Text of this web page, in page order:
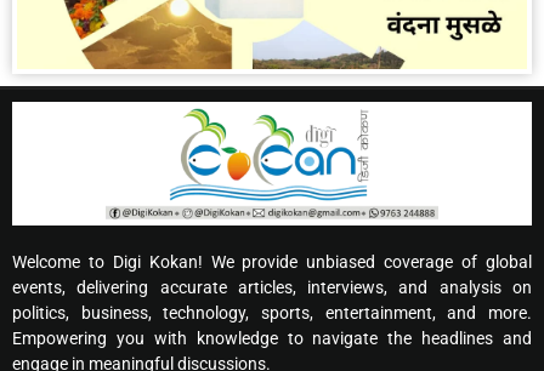
Welcome to Digi Kokan! We provide unbiased coverage of global
events, delivering accurate articles, interviews, and analysis on
politics, business, technology, sports, entertainment, and more.
Empowering you with knowledge to navigate the headlines and
engage in meaningful discussions.